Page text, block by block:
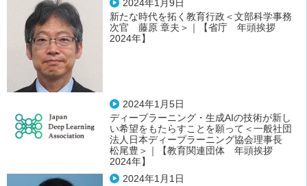
2024年1月9日
新たな時代を拓く教育行政＜文部科学事務
次官 藤原 章夫＞｜【省庁 年頭挨拶
2024年】
2024年1月5日
ディープラーニング・生成AIの技術が新し
い希望をもたらすことを願って＜一般社団
法人日本ディープラーニング協会理事長
松尾豊＞｜【教育関連団体 年頭挨拶
2024年】
2024年1月1日